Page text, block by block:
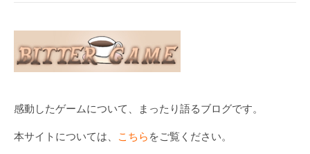
感動したゲームについて、まったり語るブログです。
本サイトについては、 こちら をご覧ください。